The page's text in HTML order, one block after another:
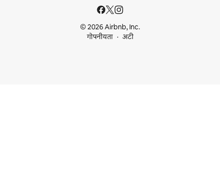
© 2026 Airbnb, Inc.
गोपनीयता
अटी